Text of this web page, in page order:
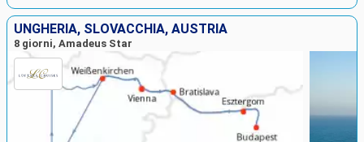
UNGHERIA, SLOVACCHIA, AUSTRIA
8 giorni, Amadeus Star